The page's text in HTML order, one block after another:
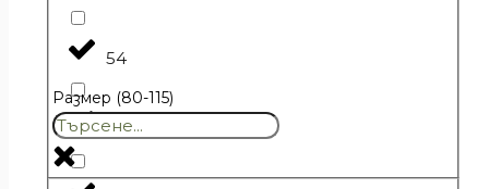
54
56
Размер (80-115)